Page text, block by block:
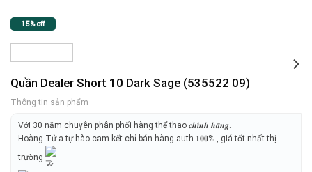
15% off
Quần Dealer Short 10 Dark Sage (535522 09)
Thông tin sản phẩm
Với 30 năm chuyên phân phối hàng thể thao 𝒄𝒉𝒊́𝒏𝒉 𝒉𝒂̃𝒏𝒈.
Hoàng Tử a tự hào cam kết chỉ bán hàng auth 𝟏𝟎𝟎% , giá tốt nhất thị
trường